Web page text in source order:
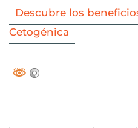
Descubre los
Cetogénica